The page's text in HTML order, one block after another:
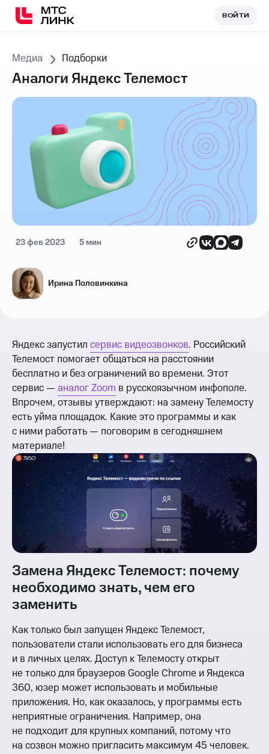
ВОЙТИВОЙТИ
Медиа Подборки
Аналоги Яндекс Телемост
23 фев 2023 5 мин
Ирина Половинкина
Яндекс запустил сервис видеозвонков. Российский
Телемост помогает общаться на расстоянии
бесплатно и без ограничений во времени. Этот
сервис — аналог Zoom в русскоязычном инфополе.
Впрочем, отзывы утверждают: на замену Телемосту
есть уйма площадок. Какие это программы и как
с ними работать — поговорим в сегодняшнем
материале!
Замена Яндекс Телемост: почему
необходимо знать, чем его
заменить
Как только был запущен Яндекс Телемост,
пользователи стали использовать его для бизнеса
и в личных целях. Доступ к Телемосту открыт
не только для браузеров Google Chrome и Яндекса
360, юзер может использовать и мобильные
приложения. Но, как оказалось, у программы есть
неприятные ограничения. Например, она
не подходит для крупных компаний, потому что
на созвон можно пригласить максимум 45 человек.